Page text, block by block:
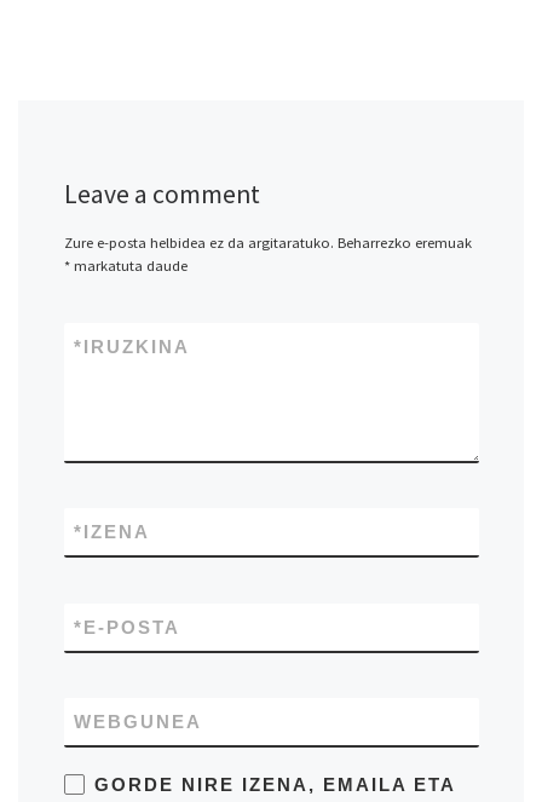
Leave a comment
Zure e-posta helbidea ez da argitaratuko. Beharrezko eremuak
*markatuta daude
IRUZKINA
*
IZENA
*
E-POSTA
*
WEBGUNEA
GORDE NIRE IZENA, EMAILA ETA